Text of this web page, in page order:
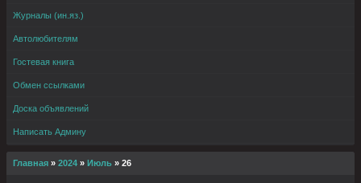
Журналы (ин.яз.)
Автолюбителям
Гостевая книга
Обмен ссылками
Доска объявлений
Написать Админу
Главная » 2024 » Июль » 26